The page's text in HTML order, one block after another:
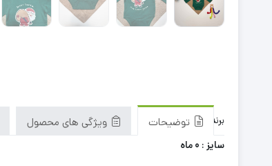
توضیحات ویژگی های محصول
برند : so cute
سایز : 0 ماه